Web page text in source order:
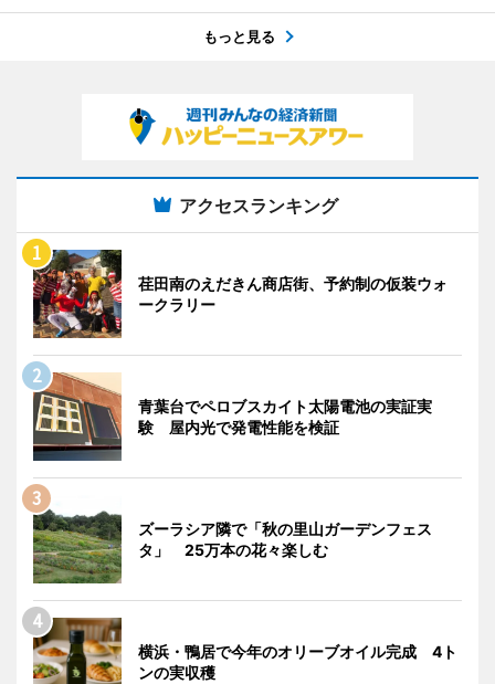
もっと見る
アクセスランキング
荏田南のえだきん商店街、予約制の仮装ウォ
ークラリー
青葉台でペロブスカイト太陽電池の実証実
験 屋内光で発電性能を検証
ズーラシア隣で「秋の里山ガーデンフェス
タ」 25万本の花々楽しむ
横浜・鴨居で今年のオリーブオイル完成 4ト
ンの実収穫